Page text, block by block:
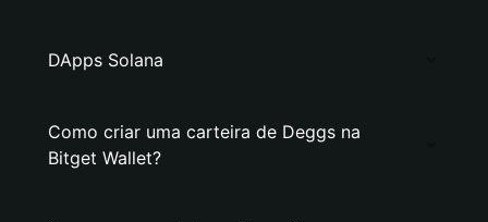
DApps Solana
Como criar uma carteira de Deggs na
Bitget Wallet?